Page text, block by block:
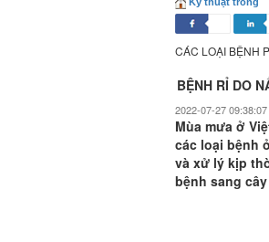
CÁC LOẠI BỆNH
BỆNH RỈ DO
2022-07-27 09:38:07
Mùa mưa ở
các loại bệnh
và xử lý kịp
bệnh sang